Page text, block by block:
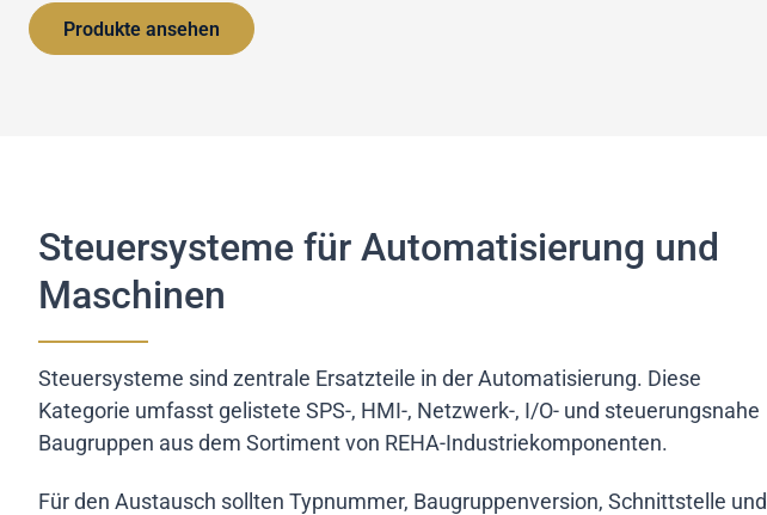
Produkte ansehen
Steuersysteme für Automatisierung und
Maschinen
Steuersysteme sind zentrale Ersatzteile in der Automatisierung. Diese
Kategorie umfasst gelistete SPS-, HMI-, Netzwerk-, I/O- und steuerungsnahe
Baugruppen aus dem Sortiment von REHA-Industriekomponenten.
Für den Austausch sollten Typnummer, Baugruppenversion, Schnittstelle und